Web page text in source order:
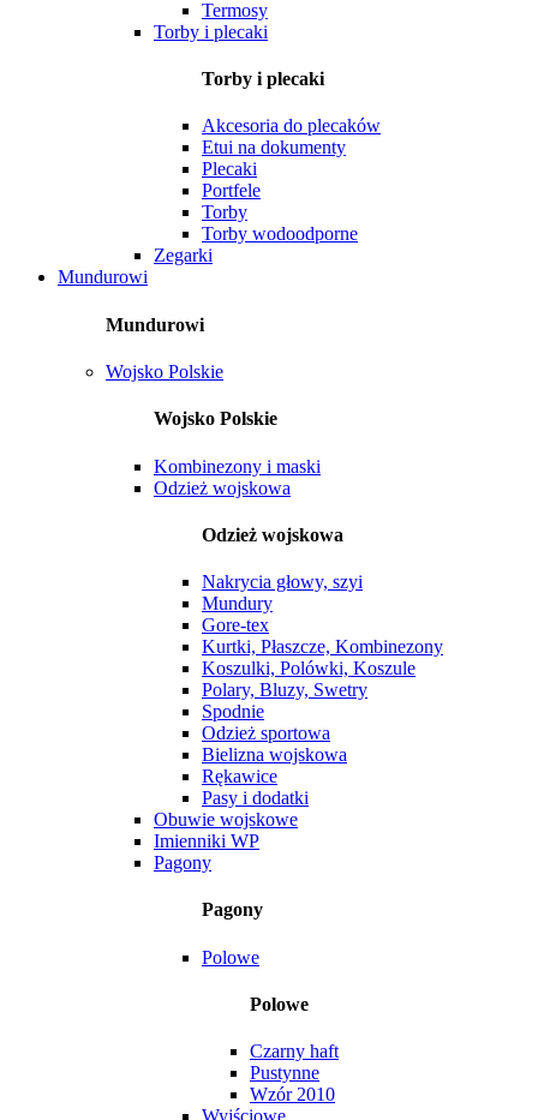
Termosy
Torby i plecaki
Torby i plecaki
Akcesoria do plecaków
Etui na dokumenty
Plecaki
Portfele
Torby
Torby wodoodporne
Zegarki
Mundurowi
Mundurowi
Wojsko Polskie
Wojsko Polskie
Kombinezony i maski
Odzież wojskowa
Odzież wojskowa
Nakrycia głowy, szyi
Mundury
Gore-tex
Kurtki, Płaszcze, Kombinezony
Koszulki, Polówki, Koszule
Polary, Bluzy, Swetry
Spodnie
Odzież sportowa
Bielizna wojskowa
Rękawice
Pasy i dodatki
Obuwie wojskowe
Imienniki WP
Pagony
Pagony
Polowe
Polowe
Czarny haft
Pustynne
Wzór 2010
Wyjściowe